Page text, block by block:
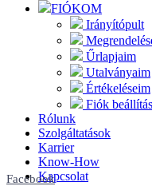
FIÓKOM
Irányítópult
Űrlapjaim
Utalványaim
Értékeléseim
Fiók
Rólunk
Szolgáltatások
Karrier
Know-How
Kapcsolat
Facebook